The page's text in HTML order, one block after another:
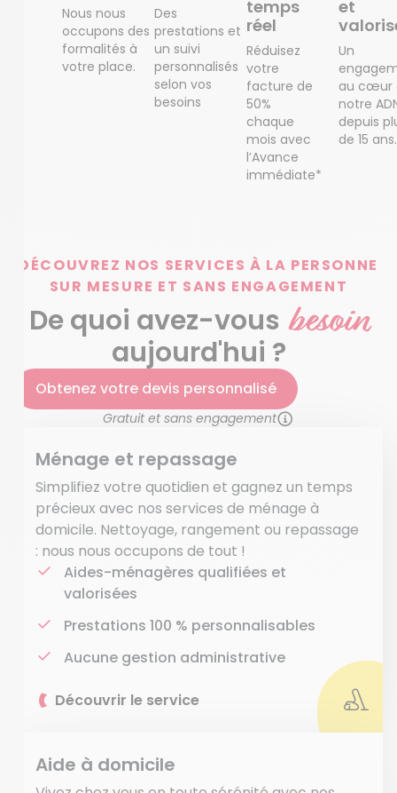
Nous nous
occupons des
formalités à
votre place.
Des
prestations et
un suivi
personnalisés
selon vos
besoins
temps
réel
Réduisez
votre
facture de
50%
chaque
mois avec
l’Avance
immédiate*
et
Un
au cœur
notre
depuis
de 15 ans.
DÉCOUVREZ NOS SERVICES À LA PERSONNE
SUR MESURE ET SANS ENGAGEMENT
De quoi avez-vous besoin
aujourd'hui ?
Obtenez votre devis personnalisé
Gratuit et sans engagement
Ménage et repassage
Simplifiez votre quotidien et gagnez un temps
précieux avec nos services de ménage à
domicile. Nettoyage, rangement ou repassage
: nous nous occupons de tout !
Aides-ménagères qualifiées et
valorisées
Prestations 100 % personnalisables
Aucune gestion administrative
Découvrir le service
Aide à domicile